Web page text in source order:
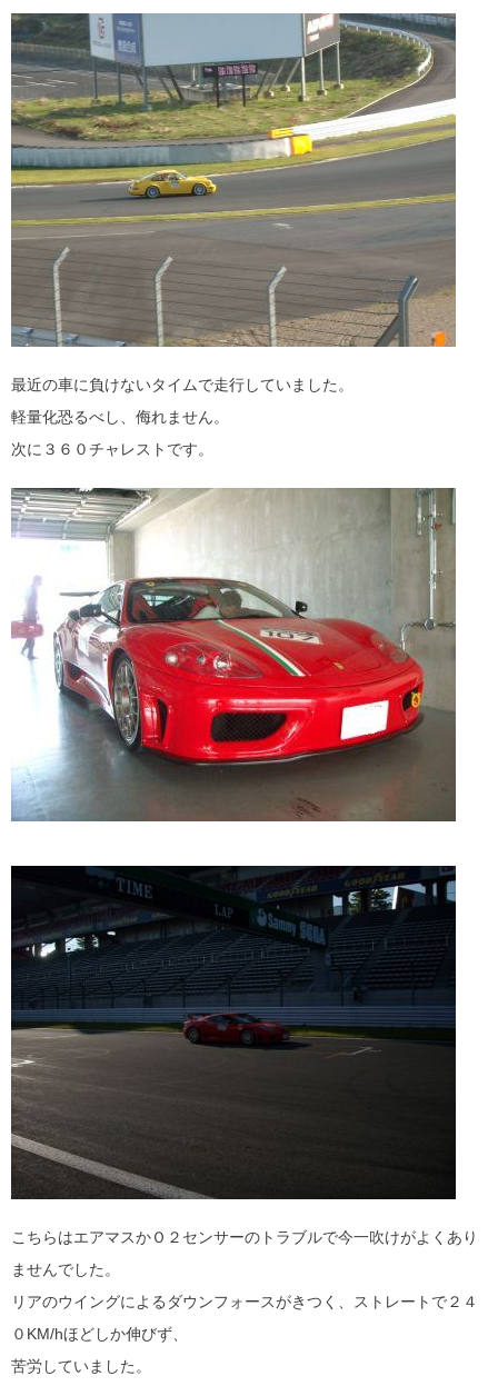
最近の車に負けないタイムで走行していました。
軽量化恐るべし、侮れません。
次に３６０チャレストです。
こちらはエアマスかＯ２センサーのトラブルで今一吹けがよくあり
ませんでした。
リアのウイングによるダウンフォースがきつく、ストレートで２４
０KM/hほどしか伸びず、
苦労していました。